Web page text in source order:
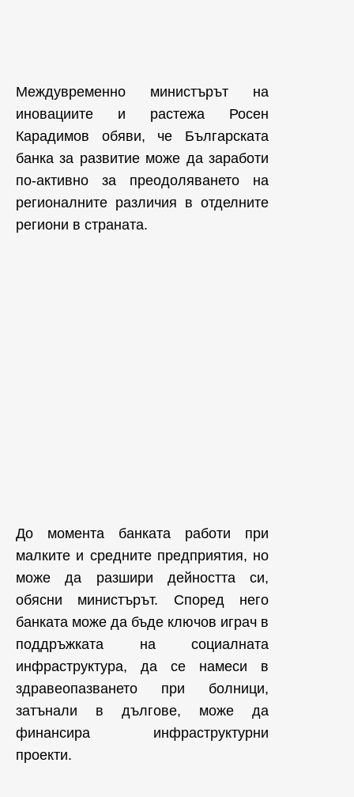
Междувременно министърът на
иновациите и растежа Росен
Карадимов обяви, че Българската
банка за развитие може да заработи
по-активно за преодоляването на
регионалните различия в отделните
региони в страната.
До момента банката работи при
малките и средните предприятия, но
може да разшири дейността си,
обясни министърът. Според него
банката може да бъде ключов играч в
поддръжката на социалната
инфраструктура, да се намеси в
здравеопазването при болници,
затънали в дългове, може да
финансира инфраструктурни
проекти.